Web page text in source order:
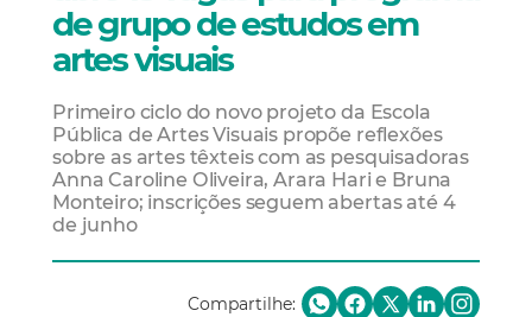
de grupo de estudos em
artes visuais
Primeiro ciclo do novo projeto da Escola
Pública de Artes Visuais propõe reflexões
sobre as artes têxteis com as pesquisadoras
Anna Caroline Oliveira, Arara Hari e Bruna
Monteiro; inscrições seguem abertas até 4
de junho
Compartilhe: